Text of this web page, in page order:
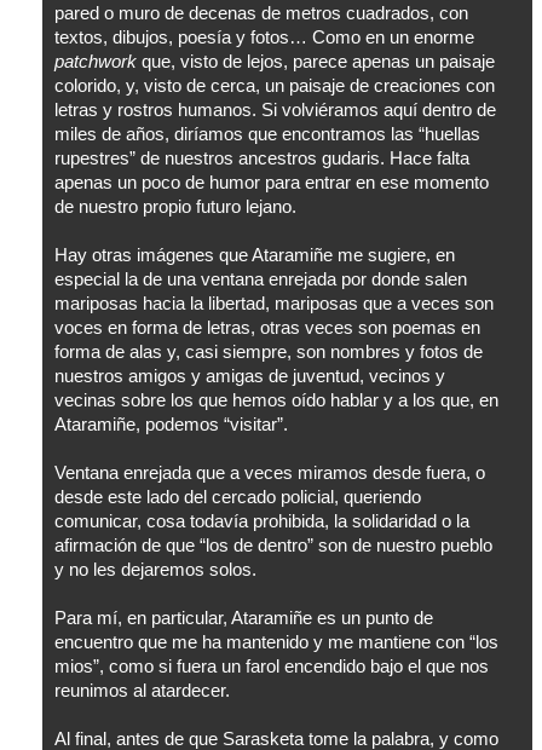
pared o muro de decenas de metros cuadrados, con
textos, dibujos, poesía y fotos… Como en un enorme
patchwork que, visto de lejos, parece apenas un paisaje
colorido, y, visto de cerca, un paisaje de creaciones con
letras y rostros humanos. Si volviéramos aquí dentro de
miles de años, diríamos que encontramos las “huellas
rupestres” de nuestros ancestros gudaris. Hace falta
apenas un poco de humor para entrar en ese momento
de nuestro propio futuro lejano.
Hay otras imágenes que Ataramiñe me sugiere, en
especial la de una ventana enrejada por donde salen
mariposas hacia la libertad, mariposas que a veces son
voces en forma de letras, otras veces son poemas en
forma de alas y, casi siempre, son nombres y fotos de
nuestros amigos y amigas de juventud, vecinos y
vecinas sobre los que hemos oído hablar y a los que, en
Ataramiñe, podemos “visitar”.
Ventana enrejada que a veces miramos desde fuera, o
desde este lado del cercado policial, queriendo
comunicar, cosa todavía prohibida, la solidaridad o la
afirmación de que “los de dentro” son de nuestro pueblo
y no les dejaremos solos.
Para mí, en particular, Ataramiñe es un punto de
encuentro que me ha mantenido y me mantiene con “los
mios”, como si fuera un farol encendido bajo el que nos
reunimos al atardecer.
Al final, antes de que Sarasketa tome la palabra, y como